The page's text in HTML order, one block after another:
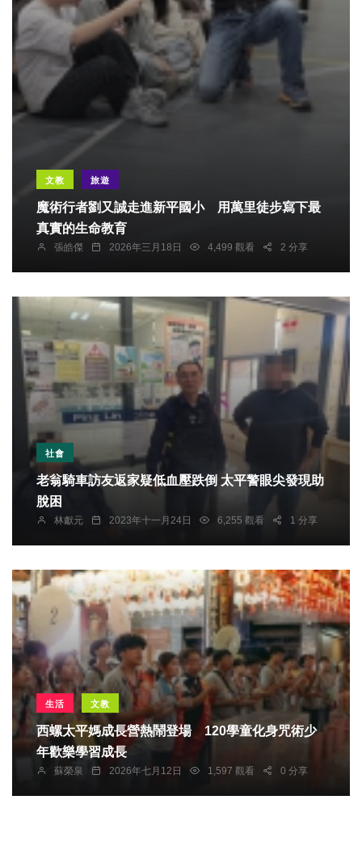
文教 旅遊
魔術行者劉又誠走進新平國小 用萬里徒步寫下最
真實的生命教育
張皓傑 2026年三月18日 4,499 觀看 2 分享
社會
老翁騎車訪友返家疑低血壓跌倒 太平警眼尖發現助
脫困
林獻元 2023年十一月24日 6,255 觀看 1 分享
生活 文教
西螺太平媽成長營熱鬧登場 120學童化身咒術少
年歡樂學習成長
蘇榮泉 2026年七月12日 1,597 觀看 0 分享